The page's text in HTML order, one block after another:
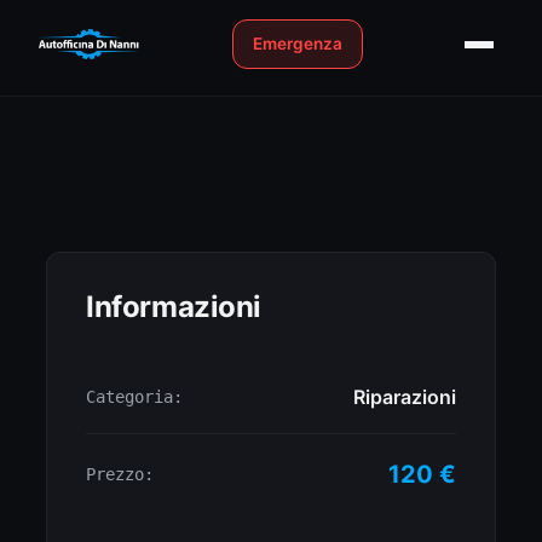
Emergenza
Informazioni
Categoria: Riparazioni
Prezzo: 120 €